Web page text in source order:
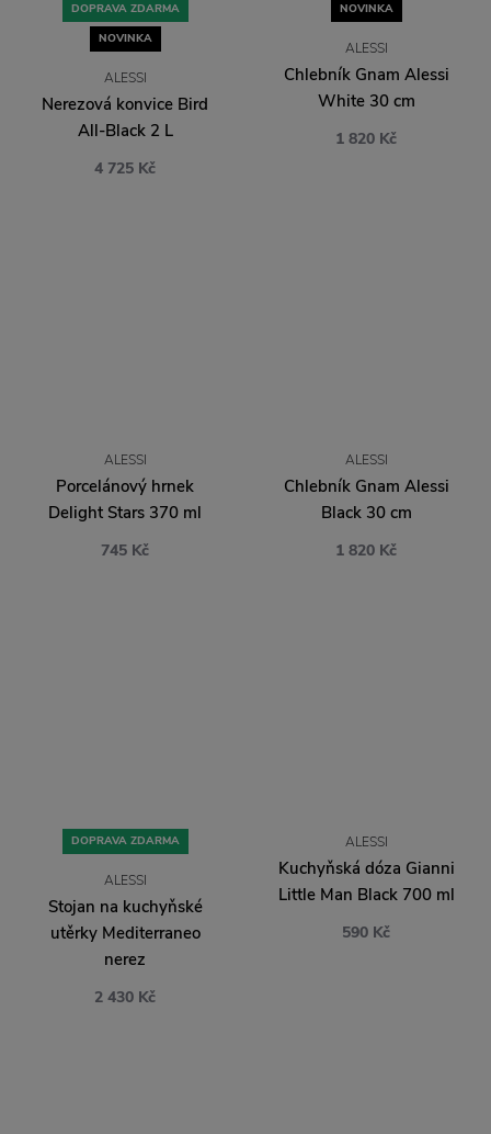
DOPRAVA ZDARMA
NOVINKA
ALESSI
Nerezová konvice Bird
All-Black 2 L
4 725 Kč
NOVINKA
ALESSI
Chlebník Gnam Alessi
White 30 cm
1 820 Kč
ALESSI
Porcelánový hrnek
Delight Stars 370 ml
745 Kč
ALESSI
Chlebník Gnam Alessi
Black 30 cm
1 820 Kč
DOPRAVA ZDARMA
ALESSI
Stojan na kuchyňské
utěrky Mediterraneo
nerez
2 430 Kč
ALESSI
Kuchyňská dóza Gianni
Little Man Black 700 ml
590 Kč